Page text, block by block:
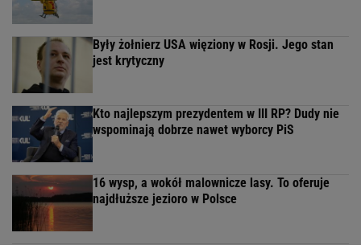
Były żołnierz USA więziony w Rosji. Jego stan
jest krytyczny
Kto najlepszym prezydentem w III RP? Dudy nie
wspominają dobrze nawet wyborcy PiS
16 wysp, a wokół malownicze lasy. To oferuje
najdłuższe jezioro w Polsce